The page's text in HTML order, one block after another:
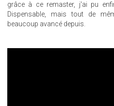
grâce à ce remaster, j'ai pu
Dispensable, mais tout de
beaucoup avancé depuis.